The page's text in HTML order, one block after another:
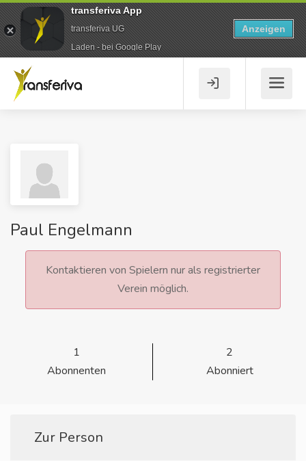
Paul Engelmann
Kontaktieren von Spielern nur als registrierter
Verein möglich.
1
Abonnenten
2
Abonniert
Zur Person
transferiva App
transferiva UG
Laden - bei Google Play
Anzeigen